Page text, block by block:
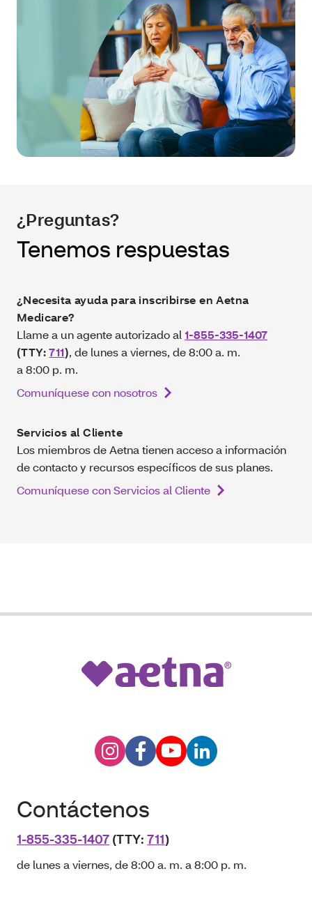
¿Preguntas?
Tenemos respuestas
¿Necesita ayuda para inscribirse en Aetna
Medicare?
Llame a un agente autorizado al1-855-335-1407
(TTY:711), de lunes a viernes, de 8:00 a. m.
a 8:00 p. m.
Comuníquese con nosotros
Servicios al Cliente
Los miembros de Aetna tienen acceso a información
de contacto y recursos específicos de sus planes.
Comuníquese con Servicios al Cliente
Contáctenos
1-855-335-1407 (TTY:711)
de lunes a viernes, de 8:00 a. m. a 8:00 p. m.